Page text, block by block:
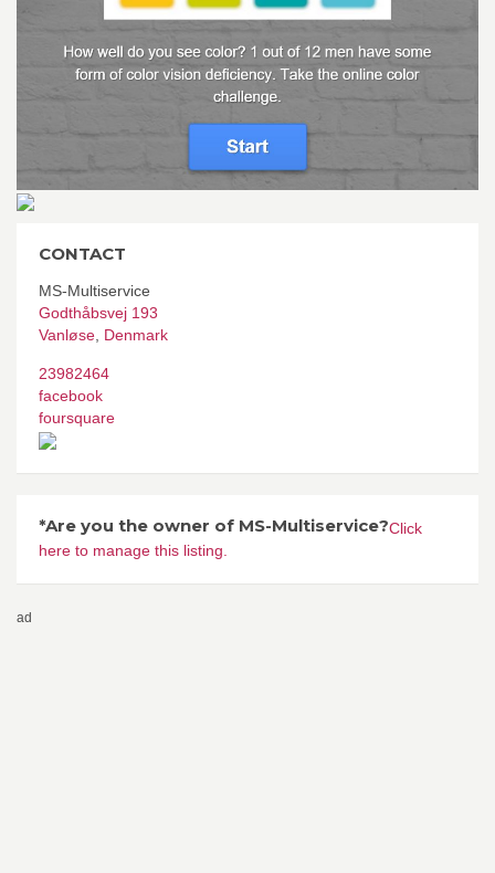
CONTACT
MS-Multiservice
Godthåbsvej 193
Vanløse Denmark
23982464
facebook
foursquare
*Are you the owner of MS-Multiservice?Click
here to manage this listing.
ad